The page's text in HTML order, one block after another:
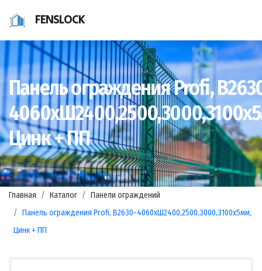
FENSLOCK
Панель ограждения Profi,
Цинк + ПП
Главная Каталог
Панели ограждений
Панель ограждения Profi, В2630-4060хШ2400,2500,3000,3100х5мм,
Цинк + ПП